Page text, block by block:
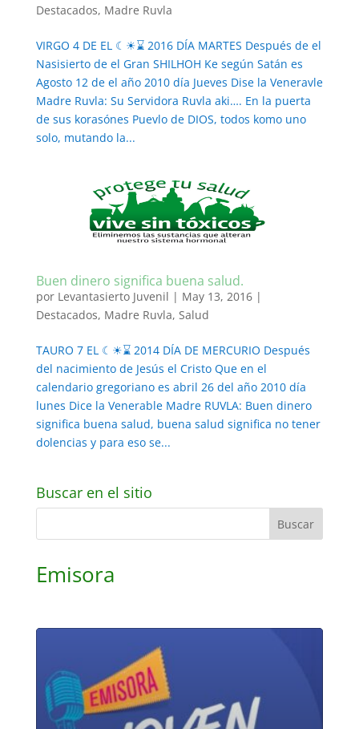
Destacados, Madre Ruvla
VIRGO 4 DE EL ☾☀⌛ 2016 DÍA MARTES Después de el
Nasisierto de el Gran SHILHOH Ke según Satán es
Agosto 12 de el año 2010 día Jueves Dise la Veneravle
Madre Ruvla: Su Servidora Ruvla aki…. En la puerta
de sus korasónes Puevlo de DIOS, todos komo uno
solo, mutando la...
Buen dinero significa buena salud.
por Levantasierto Juvenil | May 13, 2016|
Destacados, Madre Ruvla, Salud
TAURO 7 EL ☾☀⌛ 2014 DÍA DE MERCURIO Después
del nacimiento de Jesús el Cristo Que en el
calendario gregoriano es abril 26 del año 2010 día
lunes Dice la Venerable Madre RUVLA: Buen dinero
significa buena salud, buena salud significa no tener
dolencias y para eso se...
Buscar en el sitio
Emisora
Reproductor